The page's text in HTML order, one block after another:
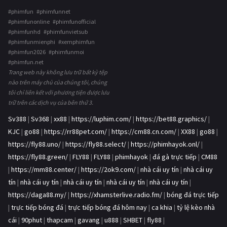
#phimfun #phimfunnet
#phimfunonline #phimfunofficial
#phimfunhd #phimfunvietsub
#phimfunmienphi #xemphimfun
#phimfun2026 #phimfunmoi
#phimfun.net
Trang web này không lưu trữ bất kỳ tệp
nào trên máy chủ của chúng tôi, chúng
tôi chỉ liên kết với phương tiện được lưu
trữ trên các dịch vụ của bên thứ 3.
Sv388 | Sv368 | xx88 | https://luphim.com/ | https://bet88.graphics/ |
KJC | go88 | https://rr88pet.com/ | https://cm88.cn.com/ | XX88 | go88 |
https://fly88.uno/ | https://fly88.select/ | https://phimhayok.onl/ |
https://fly88.green/ | FLY88 | FLY88 | phimhayok | đá gà trực tiếp | CM88
| https://mm88.center/ | https://2ok9.com/ | nhà cái uy tín | nhà cái uy
tín | nhà cái uy tín | nhà cái uy tín | nhà cái uy tín | nhà cái uy tín |
https://daga88.my/ | https://xhamsterlive.radio.fm/ | bóng đá trực tiếp
| trực tiếp bóng đá | trực tiếp bóng đá hôm nay | ca khia | tỷ lệ kèo nhà
cái | 90phut | thapcam | gavang | u888 | SHBET | fly88 |